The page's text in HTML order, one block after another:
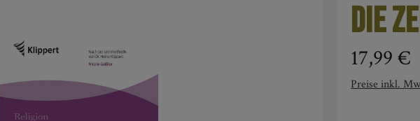
Die
Regulärer
17,99 €
Preise inkl.